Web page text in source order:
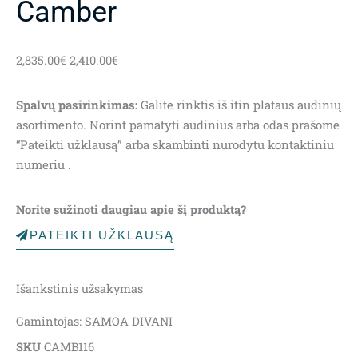
Camber
2,835.00€ price
2,835.00€.
2,410.00€
2,410.00€.
Spalvų pasirinkimas: Galite rinktis iš itin plataus audinių
asortimento. Norint pamatyti audinius arba odas prašome
“Pateikti užklausą” arba skambinti nurodytu kontaktiniu
numeriu .
Norite sužinoti daugiau apie šį produktą?
PATEIKTI UŽKLAUSĄ
Išankstinis užsakymas
Gamintojas: SAMOA DIVANI
SKU CAMB116